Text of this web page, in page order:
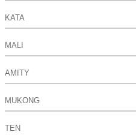
KATA
MALI
AMITY
MUKONG
TEN